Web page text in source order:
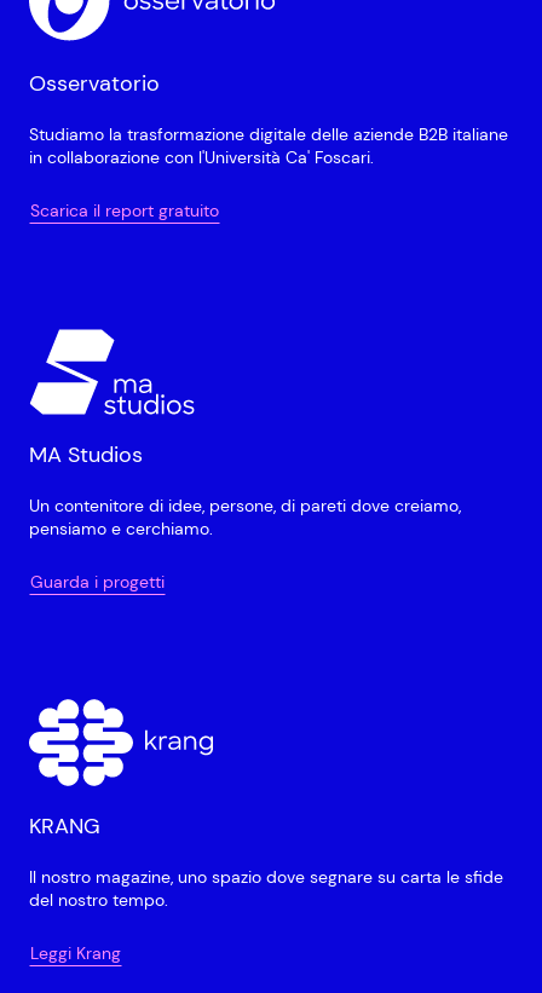
Osservatorio
Studiamo la trasformazione digitale delle aziende B2B italiane
in collaborazione con l'Università Ca' Foscari.
Scarica il report gratuito
MA Studios
Un contenitore di idee, persone, di pareti dove creiamo,
pensiamo e cerchiamo.
Guarda i progetti
KRANG
Il nostro magazine, uno spazio dove segnare su carta le sfide
del nostro tempo.
Leggi Krang